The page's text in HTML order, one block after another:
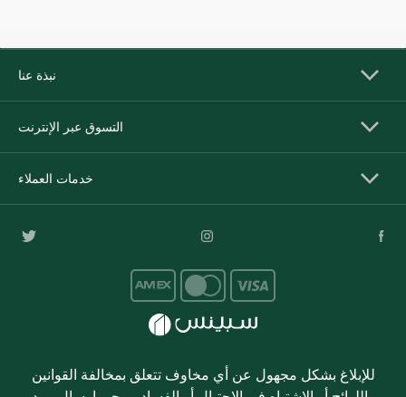
نبذة عنا
التسوق عبر الإنترنت
خدمات العملاء
للإبلاغ بشكل مجهول عن أي مخاوف تتعلق بمخالفة القوانين